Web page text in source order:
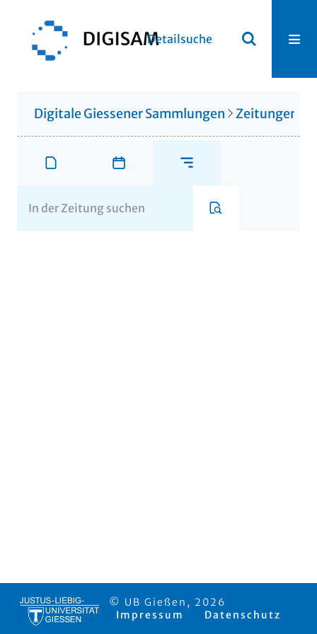
Detailsuche
Digitale Giessener Sammlungen Zeitungen
© UB Gießen, 2026
Impressum
Datenschutz